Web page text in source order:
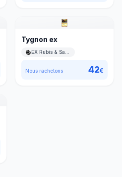
Tygnon ex
Nous rachetons 42€